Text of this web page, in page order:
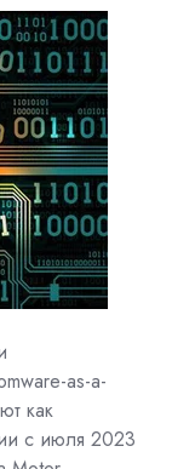
as-a-
как
с июля 2023